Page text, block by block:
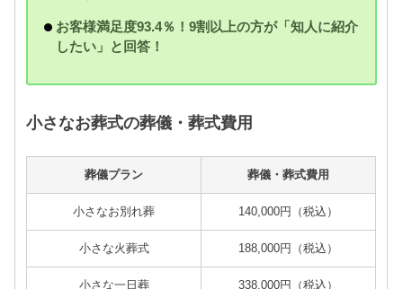
お客様満足度93.4％！9割以上の方が「知人に紹介
したい」と回答！
小さなお葬式の葬儀・葬式費用
葬儀プラン 葬儀・葬式費用
小さなお別れ葬 140,000円（税込）
小さな火葬式 188,000円（税込）
小さな一日葬 338,000円（税込）